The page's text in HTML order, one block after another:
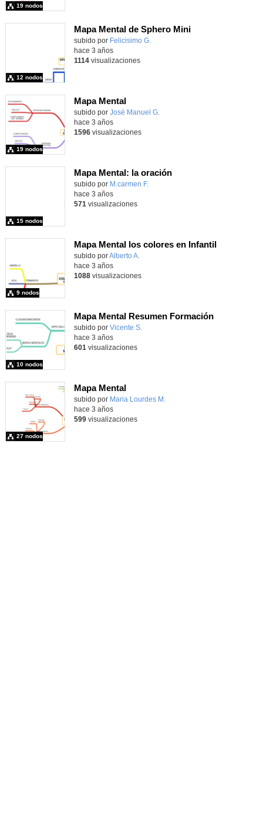
19 nodos
Mapa Mental de Sphero Mini
subido por Felicisimo G.
12 nodos
hace 3 años
1114visualizaciones
Mapa Mental
Contenido educativo.
subido por José Manuel G.
19 nodos
hace 3 años
1596visualizaciones
Mapa Mental: la oración
subido por M.carmen F.
15 nodos
hace 3 años
571 visualizaciones
Mapa Mental los colores en Infantil
Contenido educativo.
subido porAlberto A.
9 nodos
hace 3 años
1088visualizaciones
Mapa Mental Resumen Formación
subido por Vicente S.
10 nodos
hace 3 años
601 visualizaciones
Mapa Mental
subido por Maria Lourdes M.
27 nodos
hace 3 años
599visualizaciones